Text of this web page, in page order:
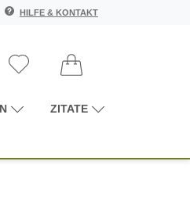
HILFE & KONTAKT
ZITATE